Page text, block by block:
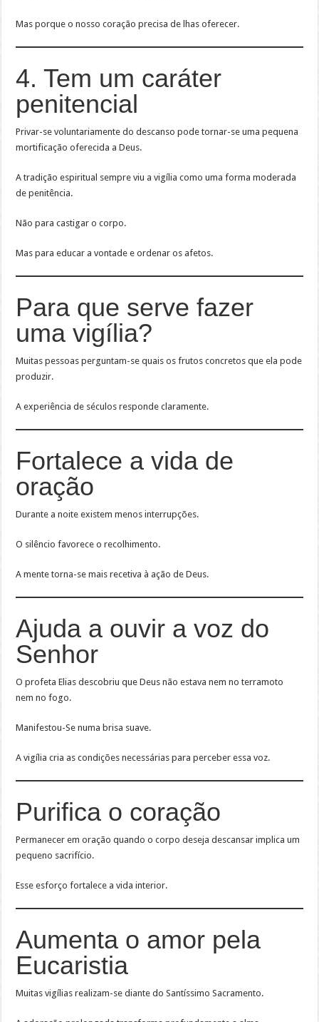
Mas porque o nosso coração precisa de lhas oferecer.
4. Tem um caráter
penitencial
Privar-se voluntariamente do descanso pode tornar-se uma pequena
mortificação oferecida a Deus.
A tradição espiritual sempre viu a vigília como uma forma moderada
de penitência.
Não para castigar o corpo.
Mas para educar a vontade e ordenar os afetos.
Para que serve fazer
uma vigília?
Muitas pessoas perguntam-se quais os frutos concretos que ela pode
produzir.
A experiência de séculos responde claramente.
Fortalece a vida de
oração
Durante a noite existem menos interrupções.
O silêncio favorece o recolhimento.
A mente torna-se mais recetiva à ação de Deus.
Ajuda a ouvir a voz do
Senhor
O profeta Elias descobriu que Deus não estava nem no terramoto
nem no fogo.
Manifestou-Se numa brisa suave.
A vigília cria as condições necessárias para perceber essa voz.
Purifica o coração
Permanecer em oração quando o corpo deseja descansar implica um
pequeno sacrifício.
Esse esforço fortalece a vida interior.
Aumenta o amor pela
Eucaristia
Muitas vigílias realizam-se diante do Santíssimo Sacramento.